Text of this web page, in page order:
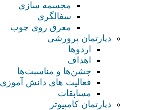
مجسمه سازی
سفالگری
معرق روی چوب
دپارتمان پرورشی
اردوها
اهداف
جشن‌ها و مناسبت‌ها
فعالیت های دانش آموزی
مسابقات
دپارتمان کامپیوتر